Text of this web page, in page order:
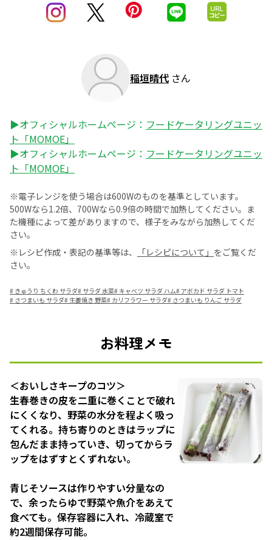
稲垣晴代 さん
▶オフィシャルホームページ： フードケータリングユニッ
ト「MOMOE」
▶オフィシャルホームページ： フードケータリングユニッ
ト「MOMOE」
※電子レンジを使う場合は600Wのものを基準としています。
500Wなら1.2倍、700Wなら0.9倍の時間で加熱してください。ま
た機種によって差がありますので、様子をみながら加熱してくだ
さい。
※レシピ作成・表記の基準等は、
「レシピについて」 をご覧くだ
さい。
# きゅうり ちくわ サラダ# サラダ 水菜# キャベツ サラダ ハム# アボカド サラダ トマト
# さつまいも サラダ# 生姜焼き 野菜# カリフラワー サラダ# さつまいも りんご サラダ
お料理メモ
＜おいしさキープのコツ＞
生春巻きの皮を二重に巻くことで破れ
にくくなり、野菜の水分を程よく吸っ
てくれる。持ち寄りのときはラップに
包んだまま持っていき、切ってからラ
ップをはずすとくずれない。
青じそソースは作りやすい分量なの
で、余ったらゆで野菜や魚介をあえて
食べても。保存容器に入れ、冷蔵室で
約2週間保存可能。